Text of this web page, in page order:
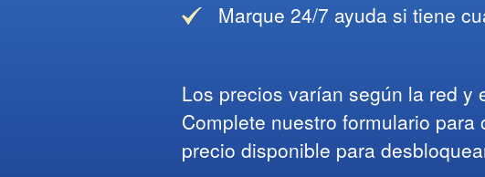
Marque 24/7 ayuda si tiene
Los precios varían según la red y
Complete nuestro formulario para
precio disponible para